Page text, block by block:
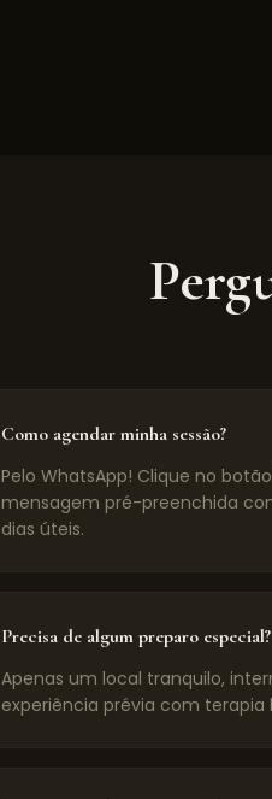
Como agendar minha sessão?
Pelo WhatsApp! Clique no
mensagem pré-preenchida
dias úteis.
Precisa de algum preparo especial?
Apenas um local tranquilo,
experiência prévia com terapia